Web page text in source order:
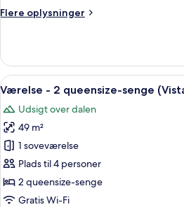
Flere oplysninger
Flere
One
Bedroom
Accessible
Indlæs
alle
billeder
af
Værelse
-
2
queensize-
Et
4
Værelse - 2 queensize-senge
Udsigt over dalen
49 m²
1 soveværelse
Plads til 4 personer
2 queensize-senge
Gratis Wi-Fi